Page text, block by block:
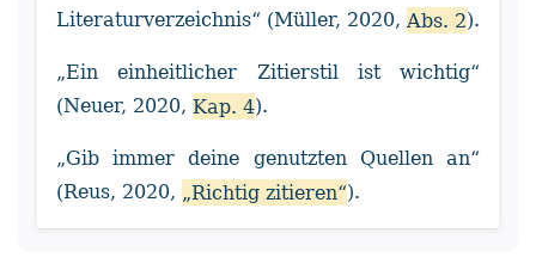
Literaturverzeichnis“ (Müller, 2020, Abs. 2).
„Ein einheitlicher Zitierstil ist wichtig“
(Neuer, 2020, Kap. 4).
„Gib immer deine genutzten Quellen an“
(Reus, 2020, „Richtig zitieren“).